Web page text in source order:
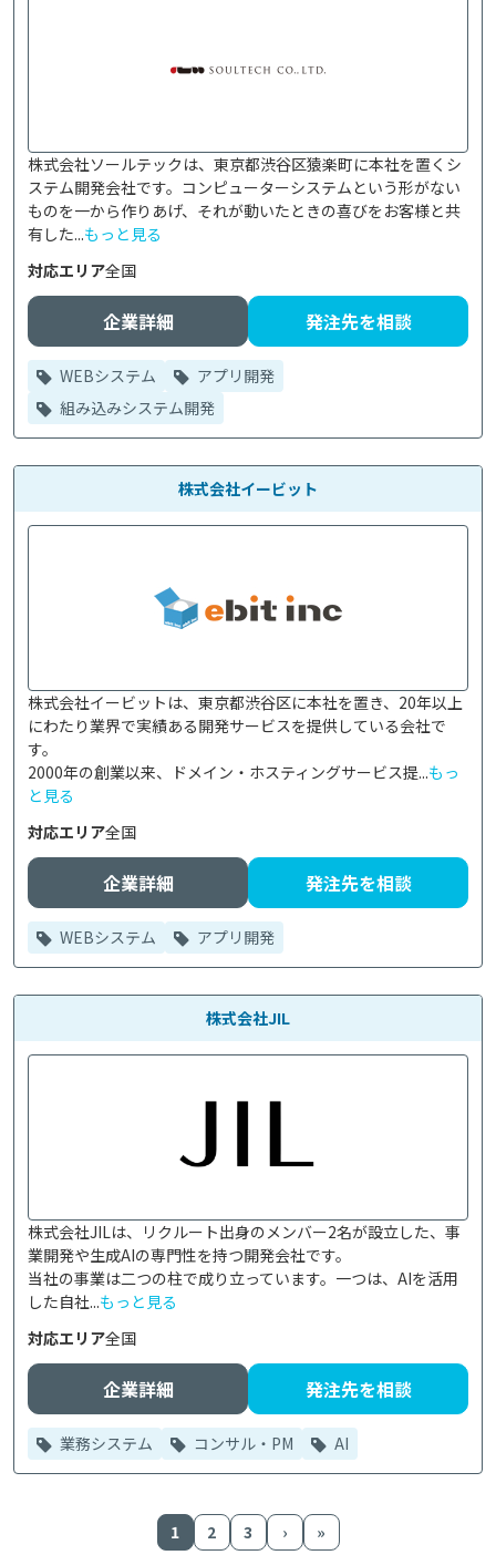
株式会社ソールテックは、東京都渋谷区猿楽町に本社を置くシ
ステム開発会社です。コンピューターシステムという形がない
ものを一から作りあげ、それが動いたときの喜びをお客様と共
有した...もっと見る
対応エリア全国
企業詳細 発注先を相談
WEBシステム
アプリ開発
組み込みシステム開発
株式会社イービット
株式会社イービットは、東京都渋谷区に本社を置き、20年以上
にわたり業界で実績ある開発サービスを提供している会社で
す。
2000年の創業以来、ドメイン・ホスティングサービス提...もっ
と見る
対応エリア全国
企業詳細 発注先を相談
WEBシステム アプリ開発
株式会社JIL
株式会社JILは、リクルート出身のメンバー2名が設立した、事
業開発や生成AIの専門性を持つ開発会社です。
当社の事業は二つの柱で成り立っています。一つは、AIを活用
した自社...もっと見る
対応エリア全国
企業詳細 発注先を相談
業務システム コンサル・PM AI
1 2 3 › »